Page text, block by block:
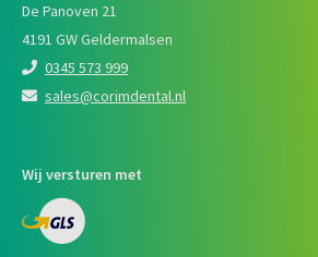
De Panoven 21
4191 GW Geldermalsen
0345 573 999
sales@corimdental.nl
Wij versturen met